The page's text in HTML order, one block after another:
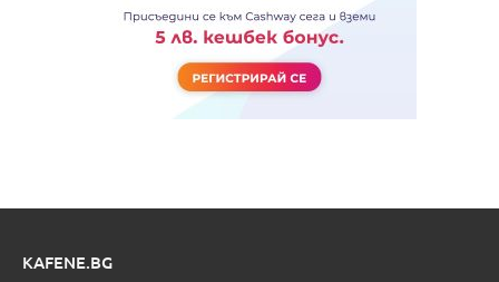
KAFENE.BG